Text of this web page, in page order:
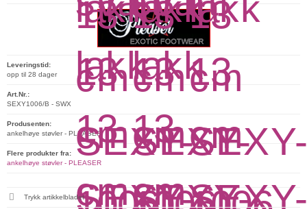
Leveringstid:
opp til 28 dager
Art.Nr.:
SEXY1006/B - SWX
Produsenten:
ankelhøye støvler - PLEASER
Flere produkter fra:
ankelhøye støvler - PLEASER
Trykk artikkelbladet